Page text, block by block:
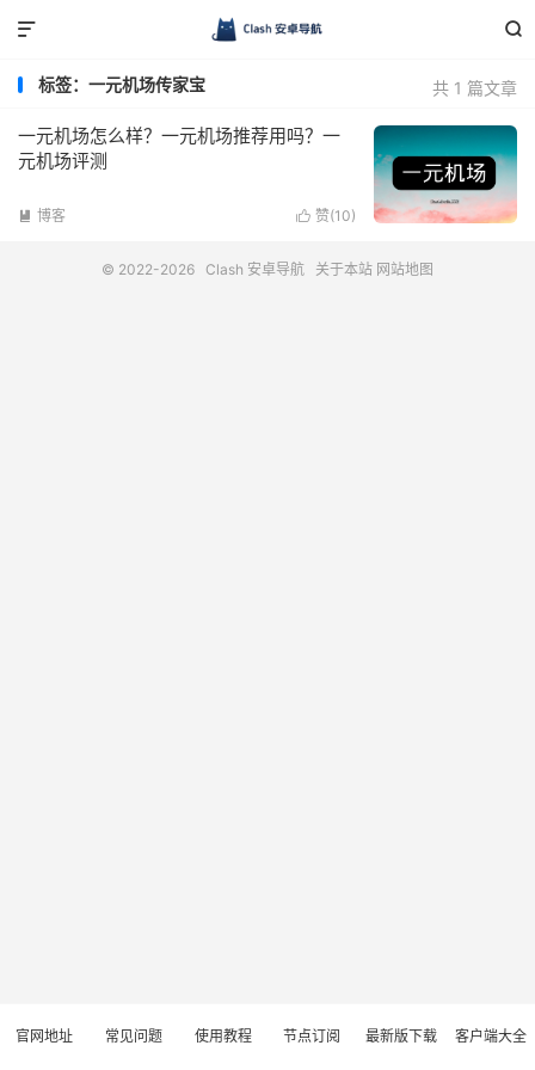


共 1 篇文章
标签：一元机场传家宝
一元机场怎么样？一元机场推荐用吗？一
元机场评测
 赞(10)
 博客
© 2022-2026 Clash 安卓导航 关于本站 网站地图
官网地址 常见问题 使用教程 节点订阅 最新版下载 客户端大全